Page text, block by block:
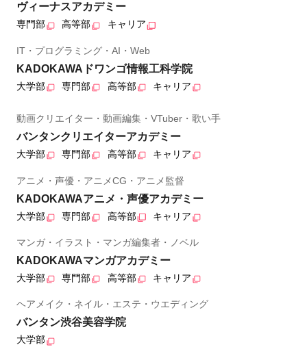
ヴィーナスアカデミー
専門部 高等部 キャリア
IT・プログラミング・AI・Web
KADOKAWAドワンゴ情報工科学院
大学部 専門部 高等部 キャリア
動画クリエイター・動画編集・VTuber・歌い手
バンタンクリエイターアカデミー
大学部 専門部 高等部 キャリア
アニメ・声優・アニメCG・アニメ監督
KADOKAWAアニメ・声優アカデミー
大学部 専門部 高等部 キャリア
マンガ・イラスト・マンガ編集者・ノベル
KADOKAWAマンガアカデミー
大学部 専門部 高等部 キャリア
ヘアメイク・ネイル・エステ・ウエディング
バンタン渋谷美容学院
大学部